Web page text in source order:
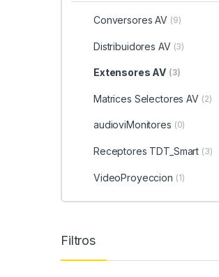
Conversores AV (9)
Distribuidores AV (3)
Extensores AV (3)
Matrices Selectores AV (2)
audioviMonitores (0)
Receptores TDT_Smart (3)
VideoProyeccion (1)
Filtros